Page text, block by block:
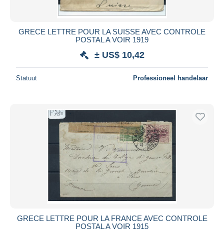
GRECE LETTRE POUR LA SUISSE AVEC CONTROLE
POSTAL A VOIR 1919
± US$ 10,42
Statuut Professioneel handelaar
GRECE LETTRE POUR LA FRANCE AVEC CONTROLE
POSTAL A VOIR 1915